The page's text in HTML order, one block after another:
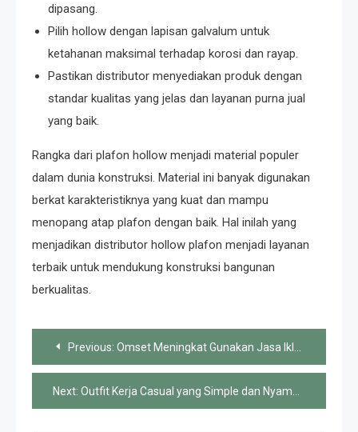
dipasang.
Pilih hollow dengan lapisan galvalum untuk
ketahanan maksimal terhadap korosi dan rayap.
Pastikan distributor menyediakan produk dengan
standar kualitas yang jelas dan layanan purna jual
yang baik.
Rangka dari plafon hollow menjadi material populer
dalam dunia konstruksi. Material ini banyak digunakan
berkat karakteristiknya yang kuat dan mampu
menopang atap plafon dengan baik. Hal inilah yang
menjadikan distributor hollow plafon menjadi layanan
terbaik untuk mendukung konstruksi bangunan
berkualitas.
Post
navigation
Previous: Omset Meningkat Gunakan Jasa Iklan Adwords
Next: Outfit Kerja Casual yang Simple dan Nyaman Namun Profesional